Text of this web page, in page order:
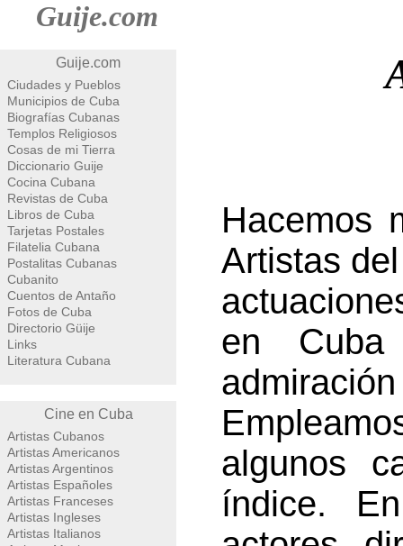
Guije.com
Guije.com
Ciudades y Pueblos
Municipios de Cuba
Biografías Cubanas
Templos Religiosos
Cosas de mi Tierra
Diccionario Guije
Cocina Cubana
Revistas de Cuba
Libros de Cuba
Tarjetas Postales
Filatelia Cubana
Postalitas Cubanas
Cubanito
Cuentos de Antaño
Fotos de Cuba
Directorio Güije
Links
Literatura Cubana
Cine en Cuba
Artistas Cubanos
Artistas Americanos
Artistas Argentinos
Artistas Españoles
Artistas Franceses
Artistas Ingleses
Artistas Italianos
Hacemos
Artistas
en
algunos
índice.